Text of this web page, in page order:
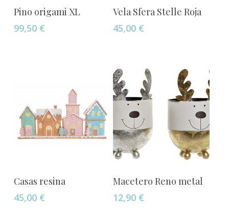
Añadir Al Carrito
Pino origami XL
99,50 €
Seleccionar Opciones
producto
tiene
Las
opciones
se
pueden
elegir
en
la
página
Vela Sfera Stelle Roja
45,00 €
Añadir Al Carrito
Casas resina
45,00 €
Macetero Reno metal
12,90 €